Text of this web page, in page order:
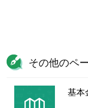
その他のペ
基本